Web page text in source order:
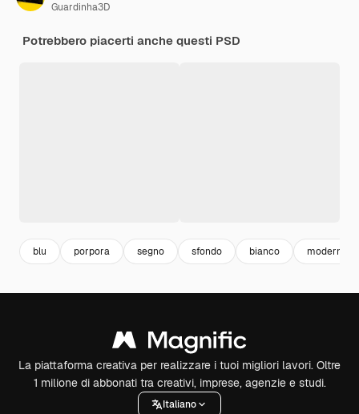
Guardinha3D
Potrebbero piacerti anche questi PSD
blu porpora segno sfondo bianco moderno
La piattaforma creativa per realizzare i tuoi migliori lavori. Oltre
1 milione di abbonati tra creativi, imprese, agenzie e studi.
Italiano